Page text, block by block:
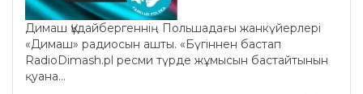
Димаш Құдайбергеннің Польшадағы жанкүйерлері
«Димаш» радиосын ашты. «Бүгіннен бастап
RadioDimash.pl ресми түрде жұмысын бастайтынын
қуана...